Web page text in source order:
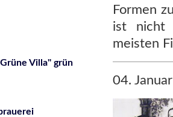
Villa" grün
Formen
ist nicht
meisten
04.